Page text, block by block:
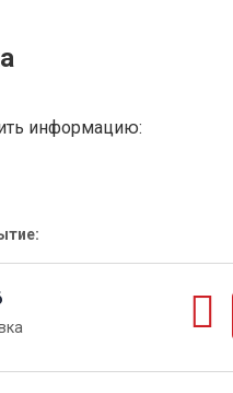
информацию: